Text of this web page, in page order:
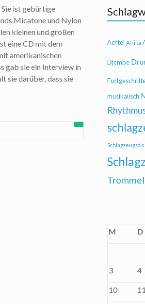
ist gebürtige
Micatone und Nylon
kleinen und großen
eine CD mit dem
amerikanischen
gab sie ein Interview in
sie darüber, dass sie
Achtel Afrika
Djembe
musikalisch
Schlagzeugsolo
M D
3 4
10 11